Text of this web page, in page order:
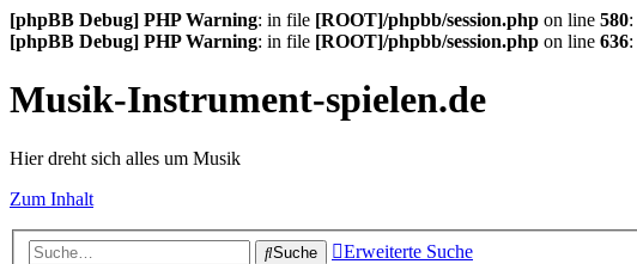
[phpBB Debug] PHP Warning: in file [ROOT]/phpbb/session.php on line 580:
[phpBB Debug] PHP Warning: in file [ROOT]/phpbb/session.php on line 636:
Musik-Instrument-spielen.de
Hier dreht sich alles um Musik
Zum Inhalt
Suche Erweiterte Suche